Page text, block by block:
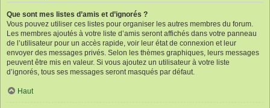
Que sont mes listes d’amis et d’ignorés ?
Vous pouvez utiliser ces listes pour organiser les autres membres du forum.
Les membres ajoutés à votre liste d’amis seront affichés dans votre panneau
de l’utilisateur pour un accès rapide, voir leur état de connexion et leur
envoyer des messages privés. Selon les thèmes graphiques, leurs messages
peuvent être mis en valeur. Si vous ajoutez un utilisateur à votre liste
d’ignorés, tous ses messages seront masqués par défaut.
Haut